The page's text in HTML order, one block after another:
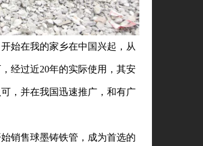
始在我的家乡在中国兴起，从
经过近20年的实际使用，其安
，并在我国迅速推广，和有广
销售球墨铸铁管，成为首选的